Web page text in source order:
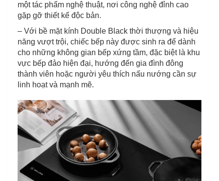
một tác phẩm nghệ thuật, nơi công nghệ đỉnh cao
gặp gỡ thiết kế độc bản.
– Với bề mặt kính Double Black thời thượng và hiệu
năng vượt trội, chiếc bếp này được sinh ra để dành
cho những không gian bếp xứng tầm, đặc biệt là khu
vực bếp đảo hiện đại, hướng đến gia đình đông
thành viên hoặc người yêu thích nấu nướng cần sự
linh hoạt và mạnh mẽ.